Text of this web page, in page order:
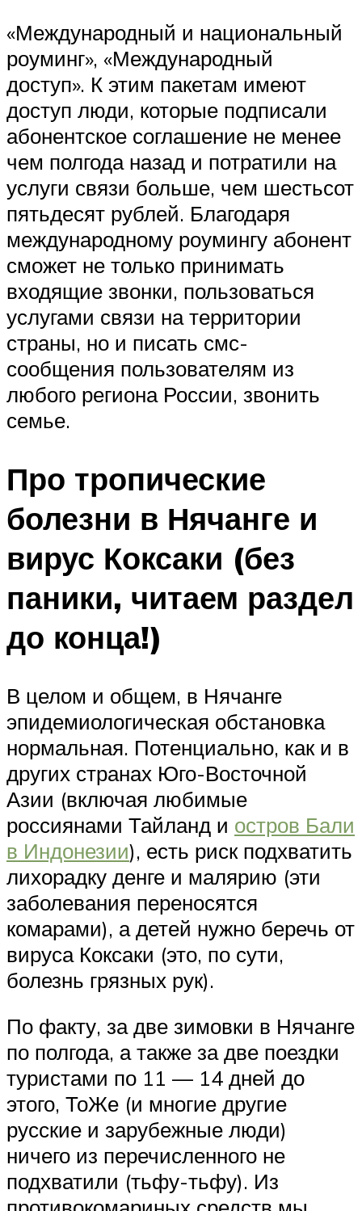
«Международный и национальный
роуминг», «Международный
доступ». К этим пакетам имеют
доступ люди, которые подписали
абонентское соглашение не менее
чем полгода назад и потратили на
услуги связи больше, чем шестьсот
пятьдесят рублей. Благодаря
международному роумингу абонент
сможет не только принимать
входящие звонки, пользоваться
услугами связи на территории
страны, но и писать смс-
сообщения пользователям из
любого региона России, звонить
семье.
Про тропические
болезни в Нячанге и
вирус Коксаки (без
паники, читаем раздел
до конца!)
В целом и общем, в Нячанге
эпидемиологическая обстановка
нормальная. Потенциально, как и в
других странах Юго-Восточной
Азии (включая любимые
россиянами Тайланд и остров Бали
в Индонезии), есть риск подхватить
лихорадку денге и малярию (эти
заболевания переносятся
комарами), а детей нужно беречь от
вируса Коксаки (это, по сути,
болезнь грязных рук).
По факту, за две зимовки в Нячанге
по полгода, а также за две поездки
туристами по 11 — 14 дней до
этого, ТоЖе (и многие другие
русские и зарубежные люди)
ничего из перечисленного не
подхватили (тьфу-тьфу). Из